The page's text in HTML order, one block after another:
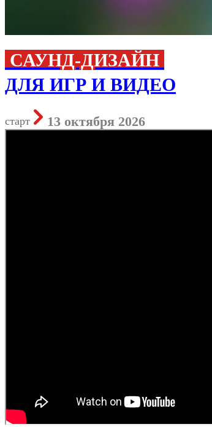
САУНД-ДИЗАЙН
ДЛЯ ИГР И ВИДЕО
старт 13 октября 2026